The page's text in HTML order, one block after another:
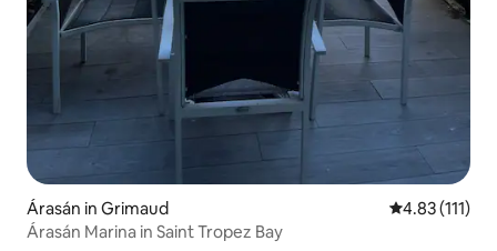
Árasán in Grimaud Meánrátáil
4.83 (111)
Árasán Marina in Saint Tropez Bay